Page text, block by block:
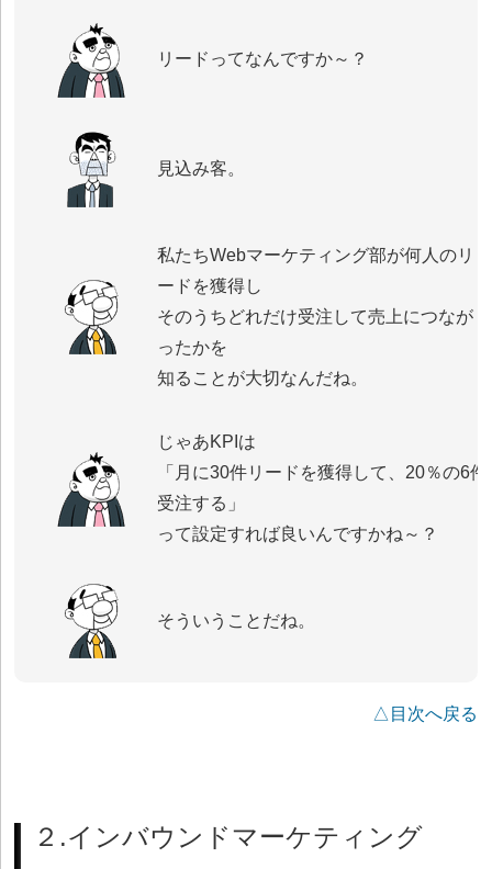
リードってなんですか～？
見込み客。
私たちWebマーケティング部が何人のリ
ードを獲得し
そのうちどれだけ受注して売上につなが
ったかを
知ることが大切なんだね。
じゃあKPIは
「月に30件リードを獲得して、20％の6件
受注する」
って設定すれば良いんですかね～？
そういうことだね。
△目次へ戻る
２.インバウンドマーケティング